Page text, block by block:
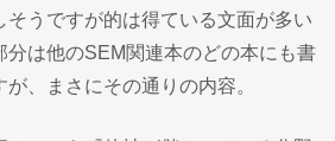
そうですが的は得ている文面が多い
分は他のSEM関連本のどの本にも書
、まさにその通りの内容。